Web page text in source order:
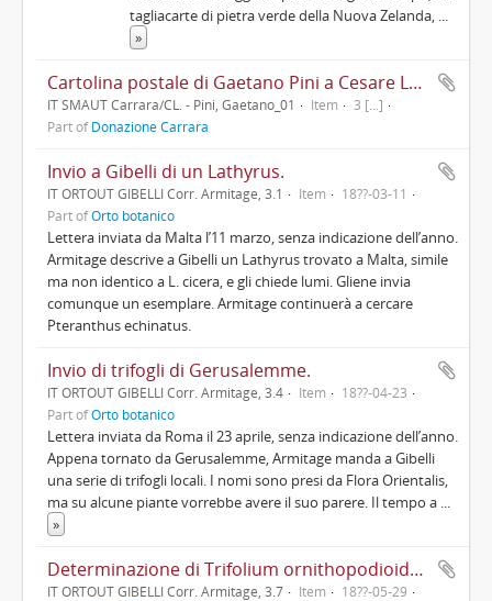
tagliacarte di pietra verde della Nuova Zelanda, ...
»
Cartolina postale di Gaetano Pini a Cesare Lombroso in cui gli accorda maggior tempo per concludere un suo lavoro e lo informa che Vallardi ha a disposizione solo le immagini usate per il "Trattato elementare di anatomia" di Strambio e che se preferisce può inviarne altre; gli propone inoltre di fare una monografia sul cranio "Anatomia normale, antropologia e anatomia patologica" se ciò gli facilitasse l'opera
IT SMAUT Carrara/CL. - Pini, Gaetano_01 Item
3 [...]
Part ofDonazione Carrara
Invio a Gibelli di un Lathyrus.
IT ORTOUT GIBELLI Corr. Armitage, 3.1 Item
18??-03-11
Part ofOrto botanico
Lettera inviata da Malta l’11 marzo, senza indicazione dell’anno.
Armitage descrive a Gibelli un Lathyrus trovato a Malta, simile
ma non identico a L. cicera, e gli chiede lumi. Gliene invia
comunque un esemplare. Armitage continuerà a cercare
Pteranthus echinatus.
Invio di trifogli di Gerusalemme.
IT ORTOUT GIBELLI Corr. Armitage, 3.4 Item
18??-04-23
Part ofOrto botanico
Lettera inviata da Roma il 23 aprile, senza indicazione dell’anno.
Appena tornato da Gerusalemme, Armitage manda a Gibelli
una serie di trifogli locali. I nomi sono presi da Flora Orientalis,
ma su alcune piante vorrebbe avere il suo parere. Il tempo a ...
»
Determinazione di Trifolium ornithopodioides.
IT ORTOUT GIBELLI Corr. Armitage, 3.7 Item
18??-05-29